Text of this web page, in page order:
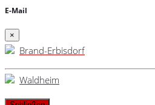
E-Mail
×
Brand-Erbisdorf
Waldheim